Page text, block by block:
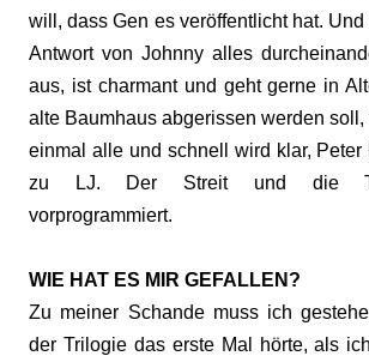
will, dass Gen es veröffentlicht hat.
Antwort von Johnny alles
aus, ist charmant und geht gerne in
alte Baumhaus abgerissen werden soll,
einmal alle und schnell wird klar, Peter
zu LJ. Der Streit und die
vorprogrammiert.
WIE HAT ES MIR GEFALLEN?
Zu meiner Schande muss ich
der Trilogie das erste Mal hörte, als